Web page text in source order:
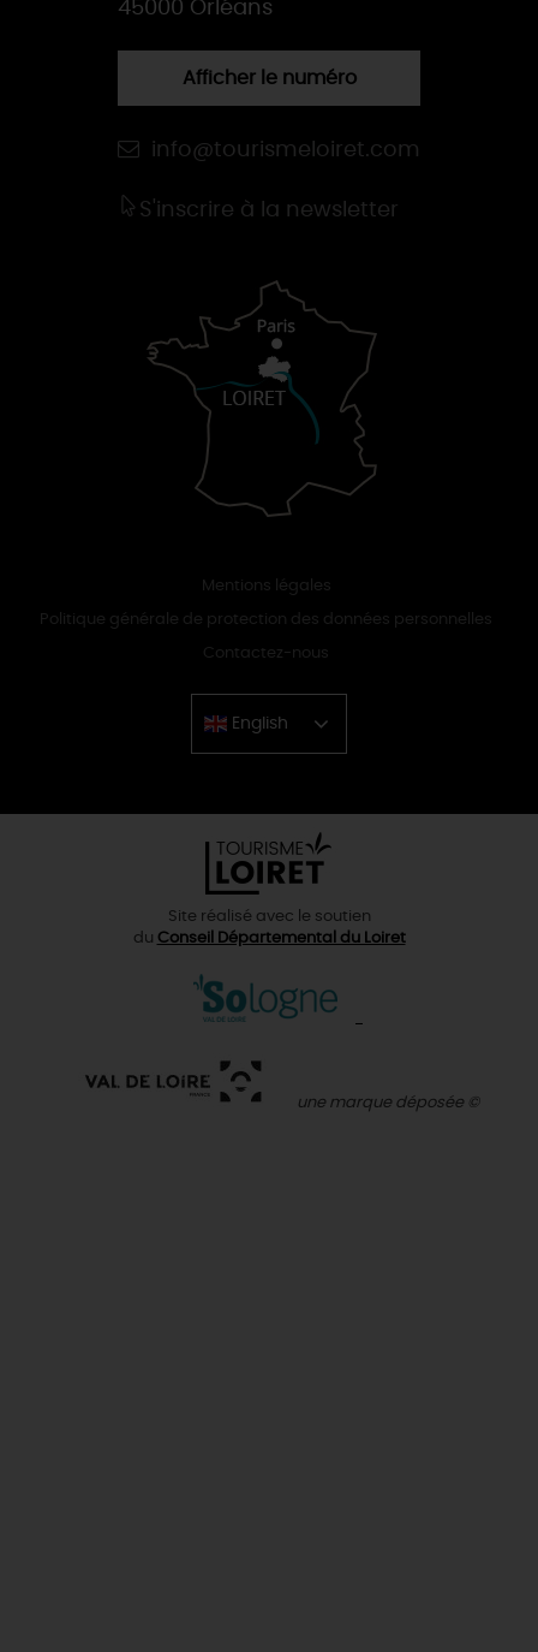
45000 Orléans
Afficher le numéro
info@tourismeloiret.com
S'inscrire à la newsletter
Mentions légales
Politique générale de protection des données personnelles
Contactez-nous
English
Chinese
Site réalisé avec le soutien
du Conseil Départemental du Loiret
une marque déposée ©